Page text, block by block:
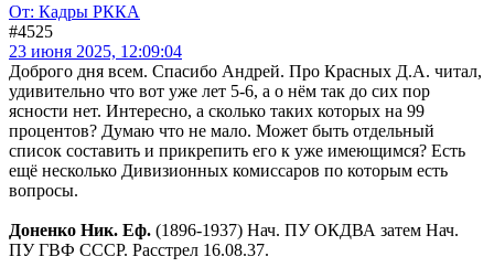
От: Кадры РККА
#4525
23 июня 2025, 12:09:04
Доброго дня всем. Спасибо Андрей. Про Красных Д.А. читал,
удивительно что вот уже лет 5-6, а о нём так до сих пор
ясности нет. Интересно, а сколько таких которых на 99
процентов? Думаю что не мало. Может быть отдельный
список составить и прикрепить его к уже имеющимся? Есть
ещё несколько Дивизионных комиссаров по которым есть
вопросы.
Доненко Ник. Еф. (1896-1937) Нач. ПУ ОКДВА затем Нач.
ПУ ГВФ СССР. Расстрел 16.08.37.